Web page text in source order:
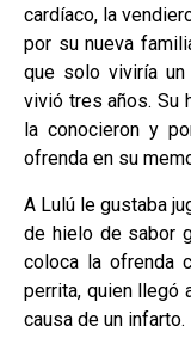
cardíaco, la
por su nueva
que solo viviría
vivió tres años. Su
la conocieron y
ofrenda en su
A Lulú le gustaba
de hielo de sabor
coloca la ofrenda
perrita, quien llegó
causa de un infarto.